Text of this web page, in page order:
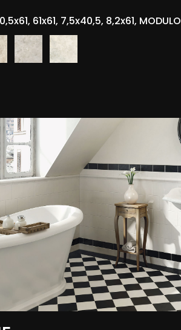
61x61, 7,5x40,5, 8,2x61, MODULO